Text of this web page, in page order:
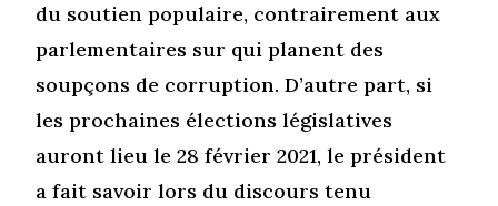
du soutien populaire, contrairement aux
parlementaires sur qui planent des
soupçons de corruption. D’autre part, si
les prochaines élections législatives
auront lieu le 28 février 2021, le président
a fait savoir lors du discours tenu